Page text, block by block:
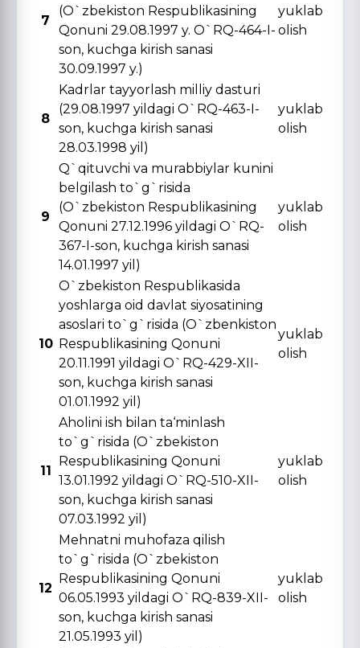
7
(O`zbekiston Respublikasining
Qonuni 29.08.1997 y. O`RQ-464-I-
son, kuchga kirish sanasi
30.09.1997 y.)
yuklab
olish
8
Kadrlar tayyorlash milliy dasturi
(29.08.1997 yildagi O`RQ-463-I-
son, kuchga kirish sanasi
28.03.1998 yil)
yuklab
olish
9
Q`qituvchi va murabbiylar kunini
belgilash to`g`risida
(O`zbekiston Respublikasining
Qonuni 27.12.1996 yildagi O`RQ-
367-I-son, kuchga kirish sanasi
14.01.1997 yil)
yuklab
olish
10
O`zbekiston Respublikasida
yoshlarga oid davlat siyosatining
asoslari to`g`risida (O`zbenkiston
Respublikasining Qonuni
20.11.1991 yildagi O`RQ-429-XII-
son, kuchga kirish sanasi
01.01.1992 yil)
yuklab
olish
11
Aholini ish bilan ta‘minlash
to`g`risida (O`zbekiston
Respublikasining Qonuni
13.01.1992 yildagi O`RQ-510-XII-
son, kuchga kirish sanasi
07.03.1992 yil)
yuklab
olish
12
Mehnatni muhofaza qilish
to`g`risida (O`zbekiston
Respublikasining Qonuni
06.05.1993 yildagi O`RQ-839-XII-
son, kuchga kirish sanasi
21.05.1993 yil)
yuklab
olish